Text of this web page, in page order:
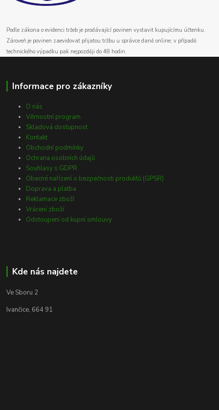
Podle zákona o evidenci tržeb je prodávající povinen vystavit kupujícímu účtenku.
Zároveň je povinen zaevidovat přijatou tržbu u správce daně online; v případě
technického výpadku pak nejpozději do 48 hodin.
Informace pro zákazníky
O nás
Věrnostní program
Skladová dostupnost
Kontakt
Obchodní podmínky
Ochrana osobních údajů
Souhlasy s GDPR
Obecné nařízení o bezpečnosti produktů (GPSR)
Doprava a platba
Reklamace zboží
Vrácení zboží
Odstoupení od kupní smlouvy
Kde nás najdete
Ve Sboru 2
Ivančice, 664 91